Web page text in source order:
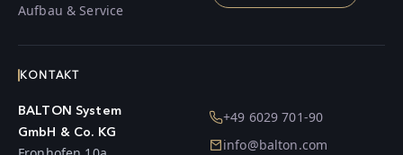
Aufbau & Service
KONTAKT
BALTON System
GmbH & Co. KG
+49 6029 701-90
info@balton.com